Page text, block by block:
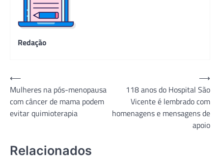
Redação
Navegação
de
Post
⟵
Mulheres na pós-menopausa
com câncer de mama podem
evitar quimioterapia
118 anos do Hospital São
Vicente é lembrado com
homenagens e mensagens de
apoio
⟶
Relacionados